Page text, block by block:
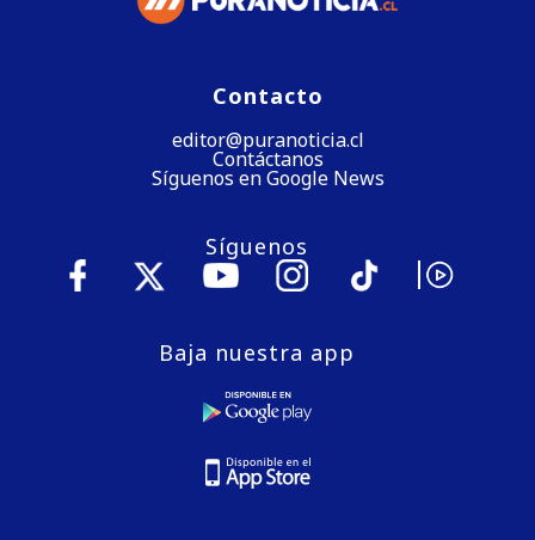
Contacto
editor@puranoticia.cl
Contáctanos
Síguenos en Google News
Síguenos
Baja nuestra app